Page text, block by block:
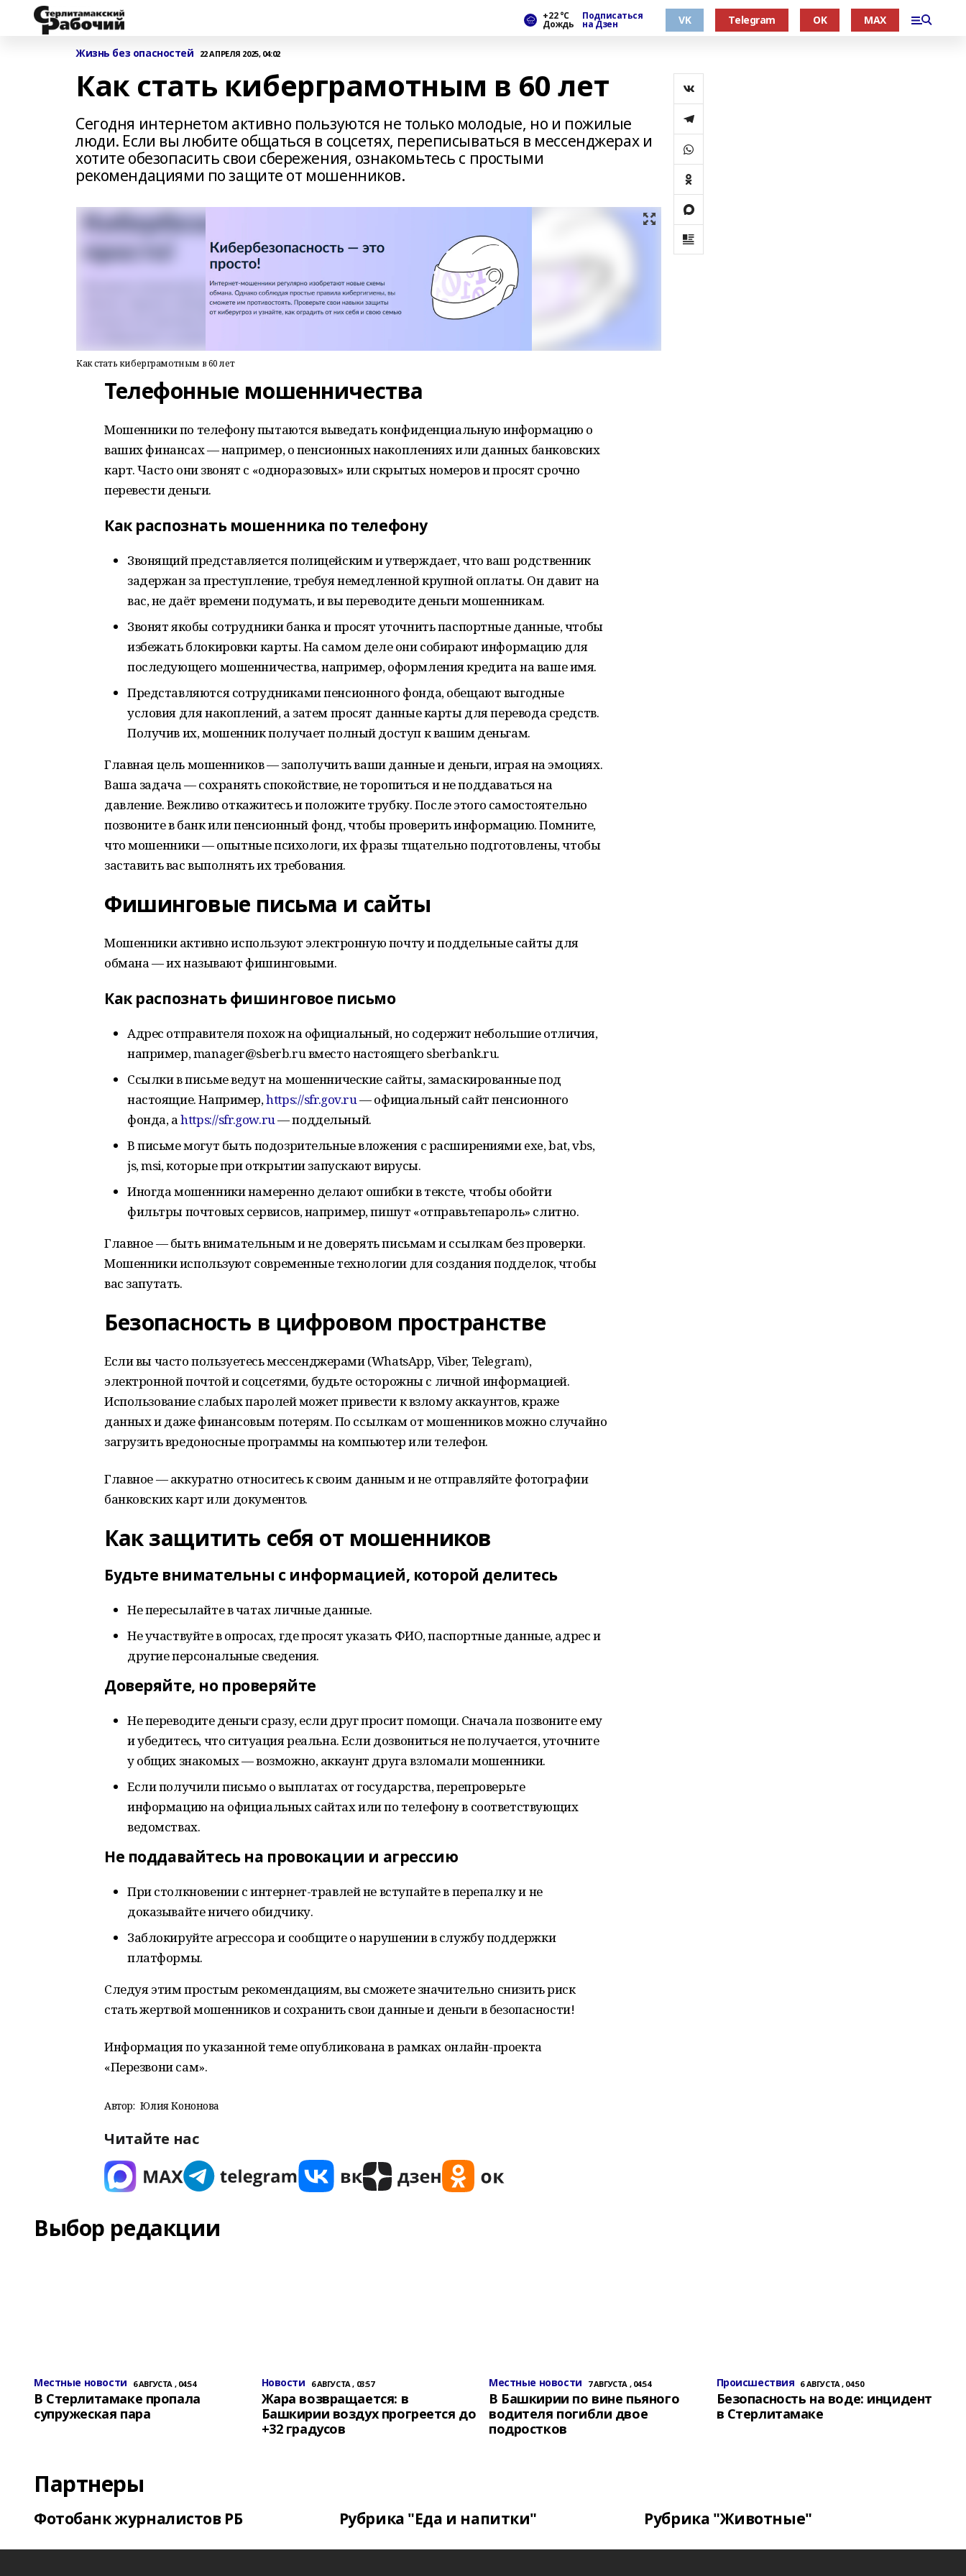
+22 °С
Дождь
Подписаться
на Дзен VK Telegram OK MAX
Жизнь без опасностей 22 АПРЕЛЯ 2025, 04:02
Как стать киберграмотным в 60 лет
Сегодня интернетом активно пользуются не только молодые, но и пожилые
люди. Если вы любите общаться в соцсетях, переписываться в мессенджерах и
хотите обезопасить свои сбережения, ознакомьтесь с простыми
рекомендациями по защите от мошенников.
Как стать киберграмотным в 60 лет
Телефонные мошенничества
Мошенники по телефону пытаются выведать конфиденциальную информацию о
ваших финансах — например, о пенсионных накоплениях или данных банковских
карт. Часто они звонят с «одноразовых» или скрытых номеров и просят срочно
перевести деньги.
Как распознать мошенника по телефону
Звонящий представляется полицейским и утверждает, что ваш родственник
задержан за преступление, требуя немедленной крупной оплаты. Он давит на
вас, не даёт времени подумать, и вы переводите деньги мошенникам.
Звонят якобы сотрудники банка и просят уточнить паспортные данные, чтобы
избежать блокировки карты. На самом деле они собирают информацию для
последующего мошенничества, например, оформления кредита на ваше имя.
Представляются сотрудниками пенсионного фонда, обещают выгодные
условия для накоплений, а затем просят данные карты для перевода средств.
Получив их, мошенник получает полный доступ к вашим деньгам.
Главная цель мошенников — заполучить ваши данные и деньги, играя на эмоциях.
Ваша задача — сохранять спокойствие, не торопиться и не поддаваться на
давление. Вежливо откажитесь и положите трубку. После этого самостоятельно
позвоните в банк или пенсионный фонд, чтобы проверить информацию. Помните,
что мошенники — опытные психологи, их фразы тщательно подготовлены, чтобы
заставить вас выполнять их требования.
Фишинговые письма и сайты
Мошенники активно используют электронную почту и поддельные сайты для
обмана — их называют фишинговыми.
Как распознать фишинговое письмо
Адрес отправителя похож на официальный, но содержит небольшие отличия,
например, manager@sberb.ru вместо настоящего sberbank.ru.
Ссылки в письме ведут на мошеннические сайты, замаскированные под
настоящие. Например,https://sfr.gov.ru— официальный сайт пенсионного
фонда, аhttps://sfr.gow.ru— поддельный.
В письме могут быть подозрительные вложения с расширениями exe, bat, vbs,
js, msi, которые при открытии запускают вирусы.
Иногда мошенники намеренно делают ошибки в тексте, чтобы обойти
фильтры почтовых сервисов, например, пишут «отправьтепароль» слитно.
Главное — быть внимательным и не доверять письмам и ссылкам без проверки.
Мошенники используют современные технологии для создания подделок, чтобы
вас запутать.
Безопасность в цифровом пространстве
Если вы часто пользуетесь мессенджерами (WhatsApp, Viber, Telegram),
электронной почтой и соцсетями, будьте осторожны с личной информацией.
Использование слабых паролей может привести к взлому аккаунтов, краже
данных и даже финансовым потерям. По ссылкам от мошенников можно случайно
загрузить вредоносные программы на компьютер или телефон.
Главное — аккуратно относитесь к своим данным и не отправляйте фотографии
банковских карт или документов.
Как защитить себя от мошенников
Будьте внимательны с информацией, которой делитесь
Не пересылайте в чатах личные данные.
Не участвуйте в опросах, где просят указать ФИО, паспортные данные, адрес и
другие персональные сведения.
Доверяйте, но проверяйте
Не переводите деньги сразу, если друг просит помощи. Сначала позвоните ему
и убедитесь, что ситуация реальна. Если дозвониться не получается, уточните
у общих знакомых — возможно, аккаунт друга взломали мошенники.
Если получили письмо о выплатах от государства, перепроверьте
информацию на официальных сайтах или по телефону в соответствующих
ведомствах.
Не поддавайтесь на провокации и агрессию
При столкновении с интернет-травлей не вступайте в перепалку и не
доказывайте ничего обидчику.
Заблокируйте агрессора и сообщите о нарушении в службу поддержки
платформы.
Следуя этим простым рекомендациям, вы сможете значительно снизить риск
стать жертвой мошенников и сохранить свои данные и деньги в безопасности!
Информация по указанной теме опубликована в рамках онлайн-проекта
«Перезвони сам».
Автор: Юлия Кононова
Читайте нас
Выбор редакции
Местные новости 6 АВГУСТА , 04:54
В Стерлитамаке пропала
супружеская пара
Новости 6 АВГУСТА , 03:57
Жара возвращается: в
Башкирии воздух прогреется до
+32 градусов
Местные новости 7 АВГУСТА , 04:54
В Башкирии по вине пьяного
водителя погибли двое
подростков
Происшествия 6 АВГУСТА , 04:50
Безопасность на воде: инцидент
в Стерлитамаке
Партнеры
Фотобанк журналистов РБ Рубрика "Еда и напитки" Рубрика "Животные"